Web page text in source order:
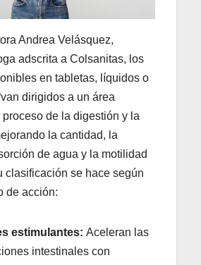
Andrea Velásquez,
adscrita a Colsanitas, los
en tabletas, líquidos o
dirigidos a un área
de la digestión y la
la cantidad, la
de agua y la motilidad
clasificación se hace según
de acción:
estimulantes: Aceleran las
intestinales con